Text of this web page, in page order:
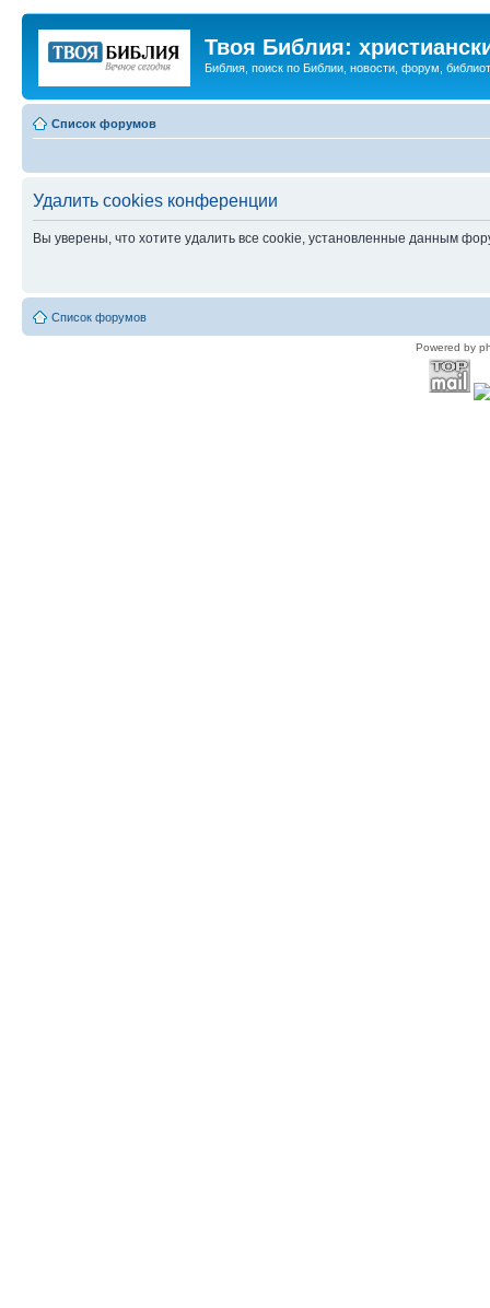
Твоя Библия:
Библия, поиск по Библии, новости, форум,
Список форумов
Удалить cookies конференции
Вы уверены, что хотите удалить все cookie, установленные данным
Список форумов
Powered by